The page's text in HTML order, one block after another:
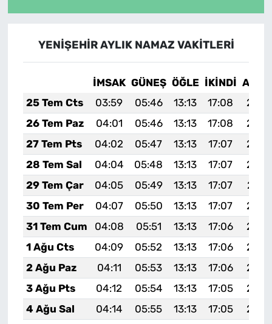
YENİŞEHİR AYLIK NAMAZ VAKITLERI
İMSAK GÜNEŞ ÖĞLE İKINDI
25 Tem Cts
03:59 05:46 13:13 17:08
26 Tem Paz
04:01 05:46 13:13 17:08
27 Tem Pts
04:02 05:47 13:13 17:07
28 Tem Sal
04:04 05:48 13:13 17:07
29 Tem Çar
04:05 05:49 13:13 17:07
30 Tem Per
04:07 05:50 13:13 17:07
31 Tem Cum
04:08 05:51 13:13 17:06
1 Ağu Cts
04:09 05:52 13:13 17:06
2 Ağu Paz
04:11 05:53 13:13 17:06
3 Ağu Pts
04:12 05:54 13:13 17:05
4 Ağu Sal
04:14 05:55 13:13 17:05